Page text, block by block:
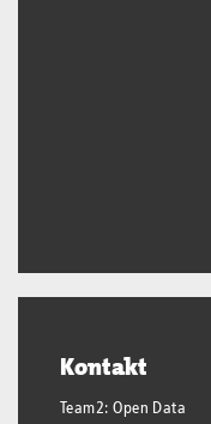
Kontakt
Team2: Open Data